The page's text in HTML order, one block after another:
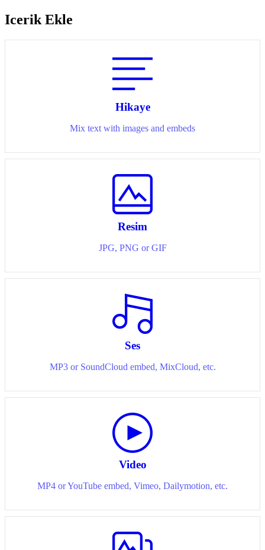
Icerik Ekle
Hikaye
Mix text with images and embeds
Resim
JPG, PNG or GIF
Ses
MP3 or SoundCloud embed, MixCloud, etc.
Video
MP4 or YouTube embed, Vimeo, Dailymotion, etc.